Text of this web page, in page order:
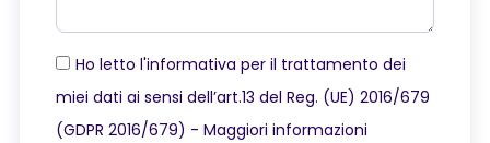
Ho letto l'informativa per il trattamento dei
miei dati ai sensi dell’art.13 del Reg. (UE) 2016/679
(GDPR 2016/679) - Maggiori informazioni